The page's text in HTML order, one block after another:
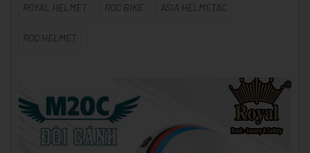
ROYAL HELMET ROC BIKE ASIA HELMETAC
ROC HELMET